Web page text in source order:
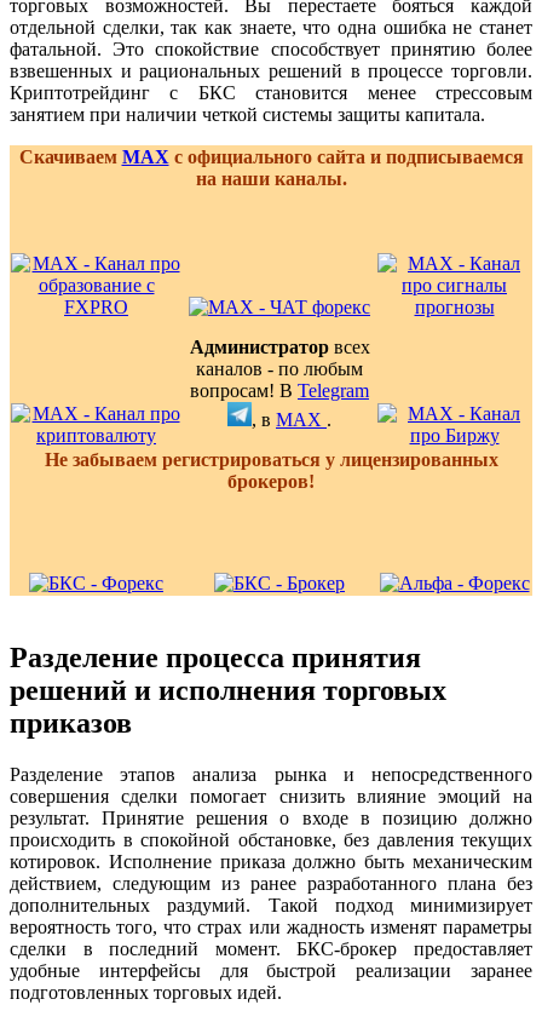
торговых возможностей. Вы перестаете бояться каждой
отдельной сделки, так как знаете, что одна ошибка не станет
фатальной. Это спокойствие способствует принятию более
взвешенных и рациональных решений в процессе торговли.
Криптотрейдинг с БКС становится менее стрессовым
занятием при наличии четкой системы защиты капитала.
Скачиваем MAX с официального сайта и подписываемся
на наши каналы.
Администраторвсех
каналов - по любым
вопросам! В Telegram
, в MAX .
Не забываем регистрироваться у лицензированных
брокеров!
Разделение процесса принятия
решений и исполнения торговых
приказов
Разделение этапов анализа рынка и непосредственного
совершения сделки помогает снизить влияние эмоций на
результат. Принятие решения о входе в позицию должно
происходить в спокойной обстановке, без давления текущих
котировок. Исполнение приказа должно быть механическим
действием, следующим из ранее разработанного плана без
дополнительных раздумий. Такой подход минимизирует
вероятность того, что страх или жадность изменят параметры
сделки в последний момент. БКС-брокер предоставляет
удобные интерфейсы для быстрой реализации заранее
подготовленных торговых идей.